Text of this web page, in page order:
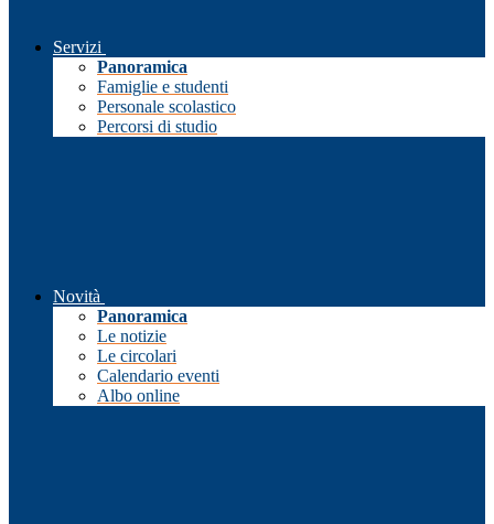
Servizi
Panoramica
Famiglie e studenti
Personale scolastico
Percorsi di studio
Novità
Panoramica
Le notizie
Le circolari
Calendario eventi
Albo online